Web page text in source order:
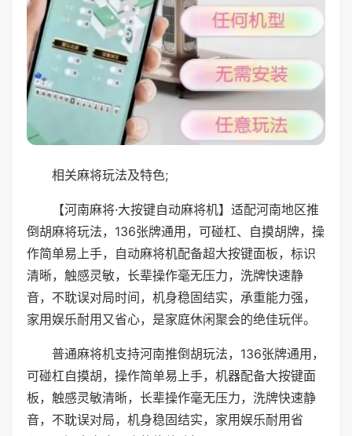
相关麻将玩法及特色;
【河南麻将·大按键自动麻将机】适配河南地区推
倒胡麻将玩法，136张牌通用，可碰杠、自摸胡牌，操
作简单易上手，自动麻将机配备超大按键面板，标识
清晰，触感灵敏，长辈操作毫无压力，洗牌快速静
音，不耽误对局时间，机身稳固结实，承重能力强，
家用娱乐耐用又省心，是家庭休闲聚会的绝佳玩伴。
普通麻将机支持河南推倒胡玩法，136张牌通用，
可碰杠自摸胡，操作简单易上手，机器配备大按键面
板，触感灵敏清晰，长辈操作毫无压力，洗牌快速静
音，不耽误对局，机身稳固结实，家用娱乐耐用省